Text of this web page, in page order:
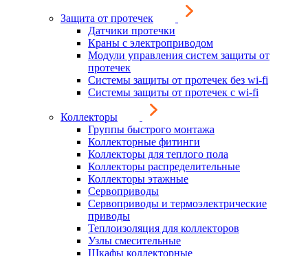
Защита от протечек
Датчики протечки
Краны с электроприводом
Модули управления систем защиты от
протечек
Системы защиты от протечек без wi-fi
Системы защиты от протечек с wi-fi
Коллекторы
Группы быстрого монтажа
Коллекторные фитинги
Коллекторы для теплого пола
Коллекторы распределительные
Коллекторы этажные
Сервоприводы
Сервоприводы и термоэлектрические
приводы
Теплоизоляция для коллекторов
Узлы смесительные
Шкафы коллекторные